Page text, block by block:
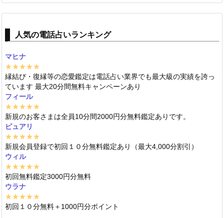
人気の電話占いランキング
マヒナ
★★★★★
縁結び・復縁等の恋愛鑑定は電話占い業界でも最大級の実績を誇っ
ています 最大20分間無料キャンペーンあり
フィール
★★★★★
新規のお客さまは全員10分間2000円分無料鑑定ありです。
ピュアリ
★★★★★
新規会員登録で初回１０分無料鑑定あり（最大4,000分割引）
ウィル
★★★★★
初回無料鑑定3000円分無料
ウラナ
★★★★★
初回１０分無料＋1000円分ポイント